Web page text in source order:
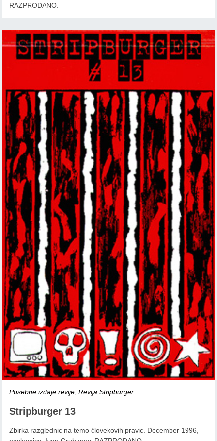
RAZPRODANO.
Posebne izdaje revije ,Revija Stripburger
Stripburger 13
Zbirka razglednic na temo človekovih pravic. December 1996,